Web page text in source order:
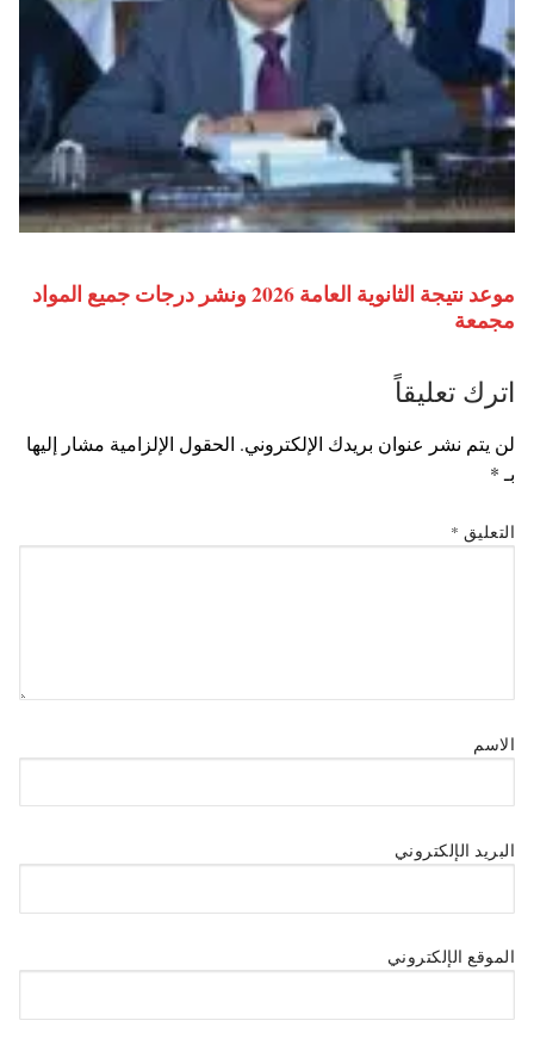
موعد نتيجة الثانوية العامة 2026 ونشر درجات جميع المواد
مجمعة
اترك تعليقاً
لن يتم نشر عنوان بريدك الإلكتروني. الحقول الإلزامية مشار إليها
بـ*
التعليق *
الاسم
البريد الإلكتروني
الموقع الإلكتروني